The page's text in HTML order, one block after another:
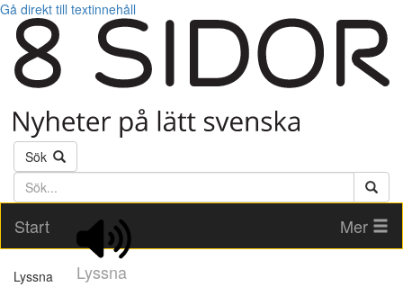
Gå direkt till textinnehåll
Sök
Söktext
Start
Lyssna
Mer
Lyssna